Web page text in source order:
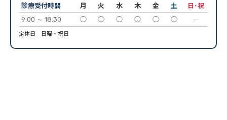
診療受付時間 月 火 水 木 金 土 日･祝
9:00 ～ 18:30 ◯ ◯ ◯ ◯ ◯ ◯ ─
定休日 日曜・祝日